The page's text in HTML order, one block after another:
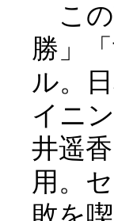
この
勝」
ル。
イニ
井遥
用。
敗を